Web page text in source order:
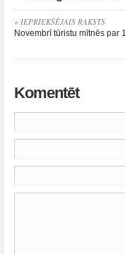
« IEPRIEKŠĒJAIS RAKSTS
Novembrī tūristu mītnēs par
Komentēt